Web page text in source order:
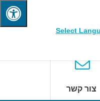
Select
צור קשר